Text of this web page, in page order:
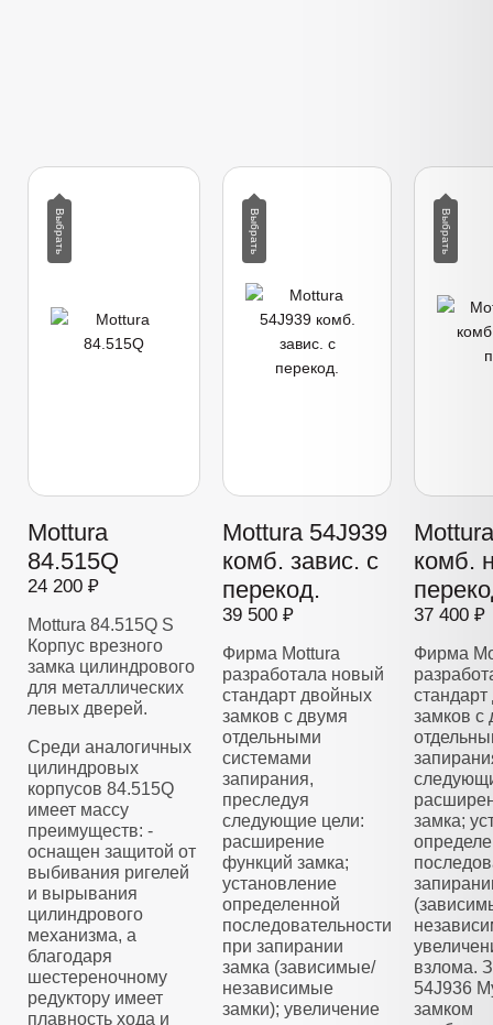
Mottura
84.515Q
24 200 ₽
Mottura 84.515Q S
Корпус врезного
замка цилиндрового
для металлических
левых дверей.
Среди аналогичных
цилиндровых
корпусов 84.515Q
имеет массу
преимуществ: -
оснащен защитой от
выбивания ригелей
и вырывания
цилиндрового
механизма, а
благодаря
шестереночному
редуктору имеет
плавность хода и
Mottura 54J939
комб. завис. с
перекод.
39 500 ₽
Фирма Mottura
разработала новый
стандарт двойных
замков с двумя
отдельными
системами
запирания,
преследуя
следующие цели:
расширение
функций замка;
установление
определенной
последовательности
при запирании
замка (зависимые/
независимые
замки); увеличение
комб.
37 400 ₽
Фирма
замков с
замка;
взлома.
54J936
замком